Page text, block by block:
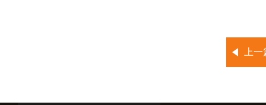
上